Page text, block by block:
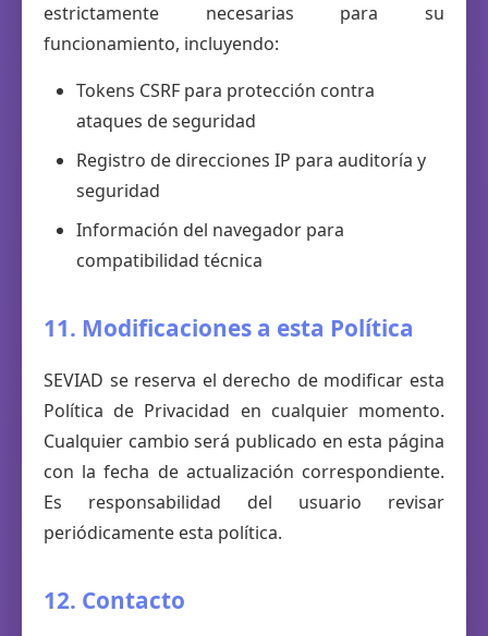
estrictamente necesarias para su
funcionamiento, incluyendo:
Tokens CSRF para protección contra
ataques de seguridad
Registro de direcciones IP para auditoría y
seguridad
Información del navegador para
compatibilidad técnica
11. Modificaciones a esta Política
SEVIAD se reserva el derecho de modificar esta
Política de Privacidad en cualquier momento.
Cualquier cambio será publicado en esta página
con la fecha de actualización correspondiente.
Es responsabilidad del usuario revisar
periódicamente esta política.
12. Contacto